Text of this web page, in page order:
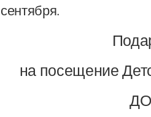
сентября.
на посещение